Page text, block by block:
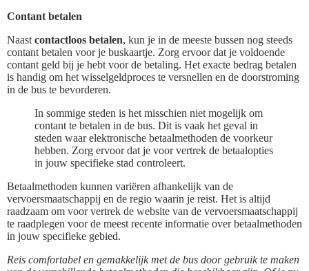
Contant betalen
Naast contactloos betalen, kun je in de meeste bussen nog steeds
contant betalen voor je buskaartje. Zorg ervoor dat je voldoende
contant geld bij je hebt voor de betaling. Het exacte bedrag betalen
is handig om het wisselgeldproces te versnellen en de doorstroming
in de bus te bevorderen.
In sommige steden is het misschien niet mogelijk om
contant te betalen in de bus. Dit is vaak het geval in
steden waar elektronische betaalmethoden de voorkeur
hebben. Zorg ervoor dat je voor vertrek de betaalopties
in jouw specifieke stad controleert.
Betaalmethoden kunnen variëren afhankelijk van de
vervoersmaatschappij en de regio waarin je reist. Het is altijd
raadzaam om voor vertrek de website van de vervoersmaatschappij
te raadplegen voor de meest recente informatie over betaalmethoden
in jouw specifieke gebied.
Reis comfortabel en gemakkelijk met de bus door gebruik te maken